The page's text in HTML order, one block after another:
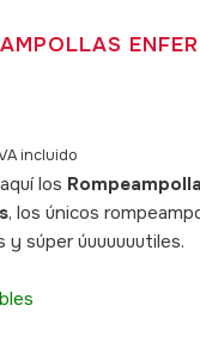
incluido
los
, los únicos
y súper úuuuuuutiles.